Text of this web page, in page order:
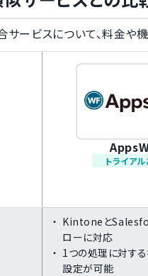
サービスについて、料金や
トライアル
Kintoneと
ローに対応
1つの処理に対す
設定が可能